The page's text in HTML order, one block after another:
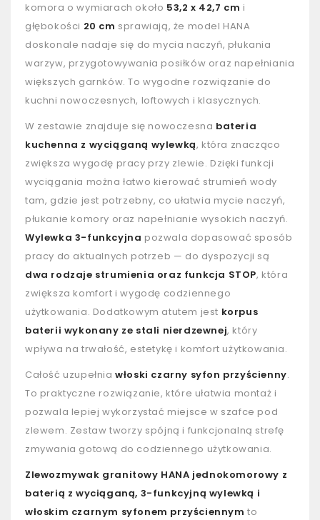
komora o wymiarach około 53,2 x 42,7 cm i
głębokości 20 cm sprawiają, że model HANA
doskonale nadaje się do mycia naczyń, płukania
warzyw, przygotowywania posiłków oraz napełniania
większych garnków. To wygodne rozwiązanie do
kuchni nowoczesnych, loftowych i klasycznych.
W zestawie znajduje się nowoczesna bateria
kuchenna z wyciąganą wylewką, która znacząco
zwiększa wygodę pracy przy zlewie. Dzięki funkcji
wyciągania można łatwo kierować strumień wody
tam, gdzie jest potrzebny, co ułatwia mycie naczyń,
płukanie komory oraz napełnianie wysokich naczyń.
Wylewka 3-funkcyjna pozwala dopasować sposób
pracy do aktualnych potrzeb — do dyspozycji są
dwa rodzaje strumienia oraz funkcja STOP, która
zwiększa komfort i wygodę codziennego
użytkowania. Dodatkowym atutem jest korpus
baterii wykonany ze stali nierdzewnej, który
wpływa na trwałość, estetykę i komfort użytkowania.
Całość uzupełniawłoski czarny syfon przyścienny.
To praktyczne rozwiązanie, które ułatwia montaż i
pozwala lepiej wykorzystać miejsce w szafce pod
zlewem. Zestaw tworzy spójną i funkcjonalną strefę
zmywania gotową do codziennego użytkowania.
Zlewozmywak granitowy HANA jednokomorowy z
baterią z wyciąganą, 3-funkcyjną wylewką i
włoskim czarnym syfonem przyściennym to